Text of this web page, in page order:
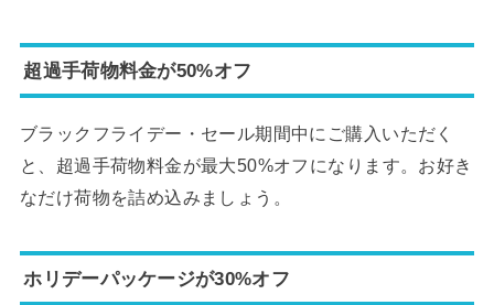
超過手荷物料金が50%オフ
ブラックフライデー・セール期間中にご購入いただく
と、超過手荷物料金が最大50%オフになります。お好き
なだけ荷物を詰め込みましょう。
ホリデーパッケージが30%オフ